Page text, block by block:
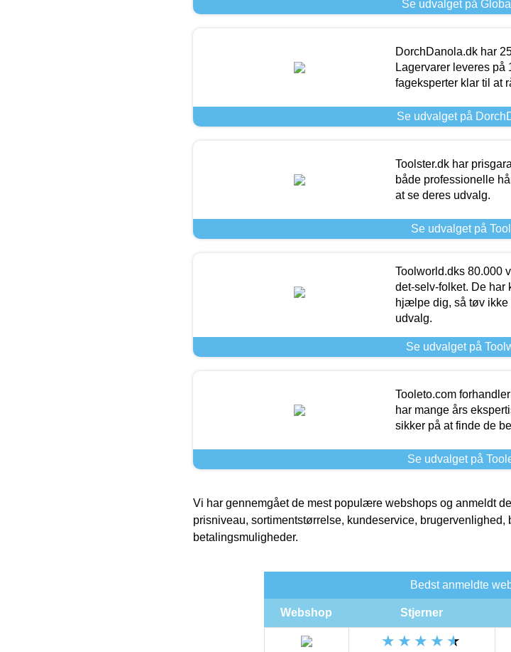
Se udvalget på
DorchDanola.dk har
Lagervarer leveres på
fageksperter klar til at
Se udvalget på
Toolster.dk har
både professionelle
at se deres udvalg.
Se udvalget på
Toolworld.dks 80.000
det-selv-folket. De har
hjælpe dig, så tøv ikke
udvalg.
Se udvalget på
Tooleto.com
har mange års
sikker på at finde de
Se udvalget på
Vi har gennemgået de mest populære webshops og anmeldt
prisniveau, sortimentstørrelse, kundeservice, brugervenlighed,
betalingsmuligheder.
Bedst anmeldte
Webshop Stjerner